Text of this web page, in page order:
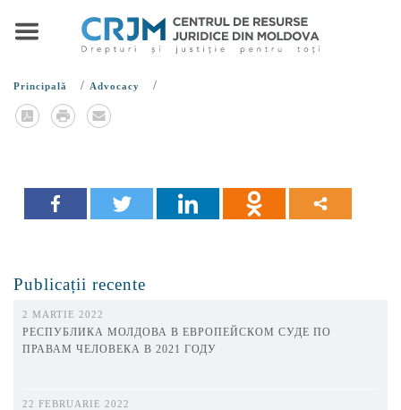
Principală / Advocacy /
Publicații recente
2 MARTIE 2022
РЕСПУБЛИКА МОЛДОВА В ЕВРОПЕЙСКОМ СУДЕ ПО
ПРАВАМ ЧЕЛОВЕКА В 2021 ГОДУ
22 FEBRUARIE 2022